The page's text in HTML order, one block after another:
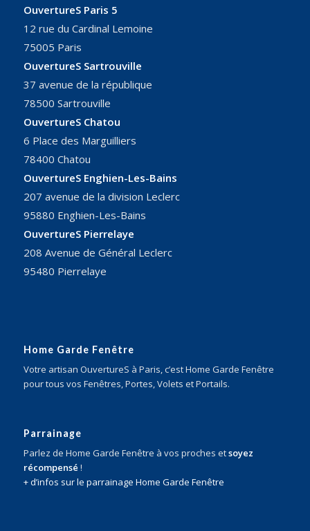
OuvertureS Paris 5
12 rue du Cardinal Lemoine
75005 Paris
OuvertureS Sartrouville
37 avenue de la république
78500 Sartrouville
OuvertureS Chatou
6 Place des Marguilliers
78400 Chatou
OuvertureS Enghien-Les-Bains
207 avenue de la division Leclerc
95880 Enghien-Les-Bains
OuvertureS Pierrelaye
208 Avenue de Général Leclerc
95480 Pierrelaye
Home Garde Fenêtre
Votre artisan OuvertureS à Paris, c’est Home Garde Fenêtre
pour tous vos Fenêtres, Portes, Volets et Portails.
Parrainage
Parlez de Home Garde Fenêtre à vos proches etsoyez
récompensé !
+ d’infos sur le parrainage Home Garde Fenêtre